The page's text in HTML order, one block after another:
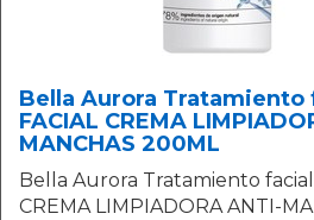
Bella Aurora Tratamiento
FACIAL CREMA
MANCHAS 200ML
Bella Aurora Tratamiento facial
CREMA LIMPIADORA ANTI-